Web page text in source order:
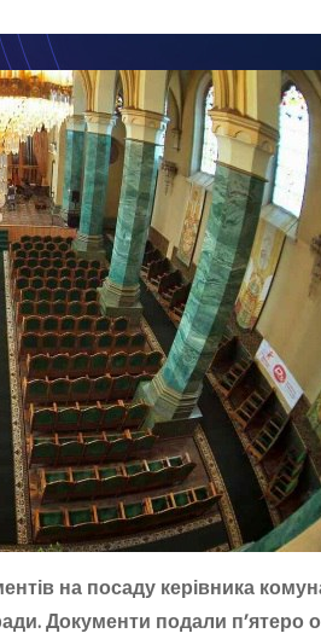
на посаду керівника
Документи подали п’ятеро